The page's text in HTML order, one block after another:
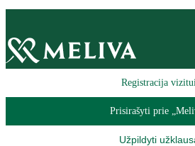
Registracija
Prisirašyti prie
Užpildyti